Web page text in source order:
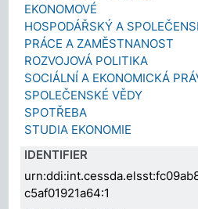
EKONOMOVÉ
HOSPODÁŘSKÝ A
PRÁCE A ZAMĚSTNANOST
ROZVOJOVÁ POLITIKA
SOCIÁLNÍ A EKONOMICKÁ
SPOLEČENSKÉ VĚDY
SPOTŘEBA
STUDIA EKONOMIE
IDENTIFIER
c5af01921a64:1